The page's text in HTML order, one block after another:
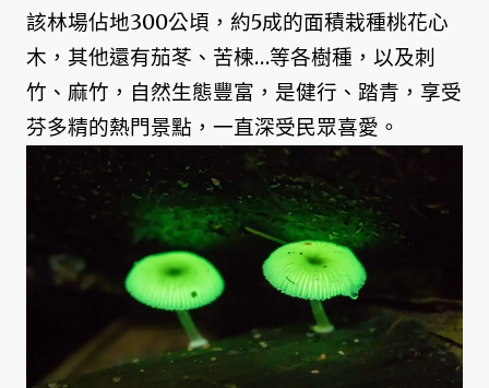
該林場佔地300公頃，約5成的面積栽種桃花心
木，其他還有茄苳、苦楝…等各樹種，以及刺
竹、麻竹，自然生態豐富，是健行、踏青，享受
芬多精的熱門景點，一直深受民眾喜愛。